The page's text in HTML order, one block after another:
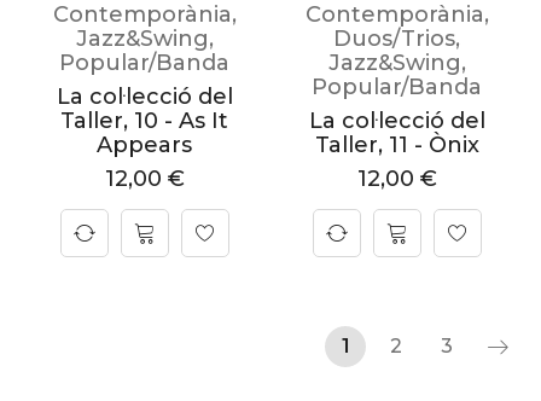
Contemporània,
Jazz&Swing,
Popular/Banda
La col·lecció del
Taller, 10 - As It
Appears
12,00 €
Contemporània,
Duos/Trios,
Jazz&Swing,
Popular/Banda
La col·lecció del
Taller, 11 - Ònix
12,00 €
1 2 3